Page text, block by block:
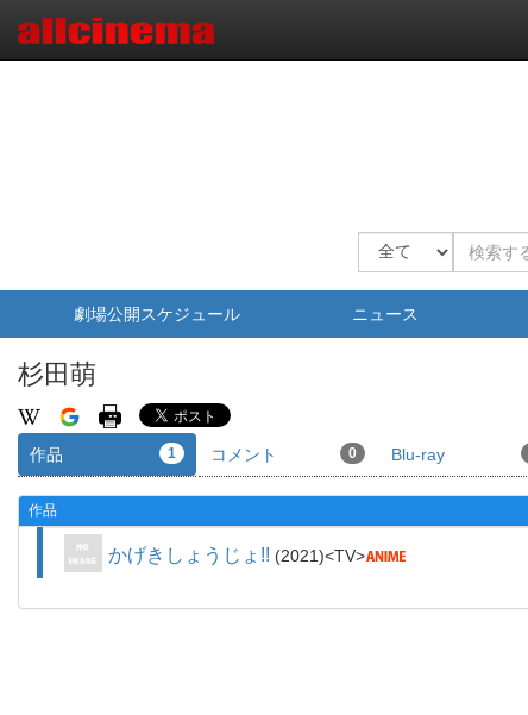
劇場公開スケジュール ニュース
杉田萌
作品 1 コメント 0 Blu-ray
作品
かげきしょうじょ!! 2021 TV